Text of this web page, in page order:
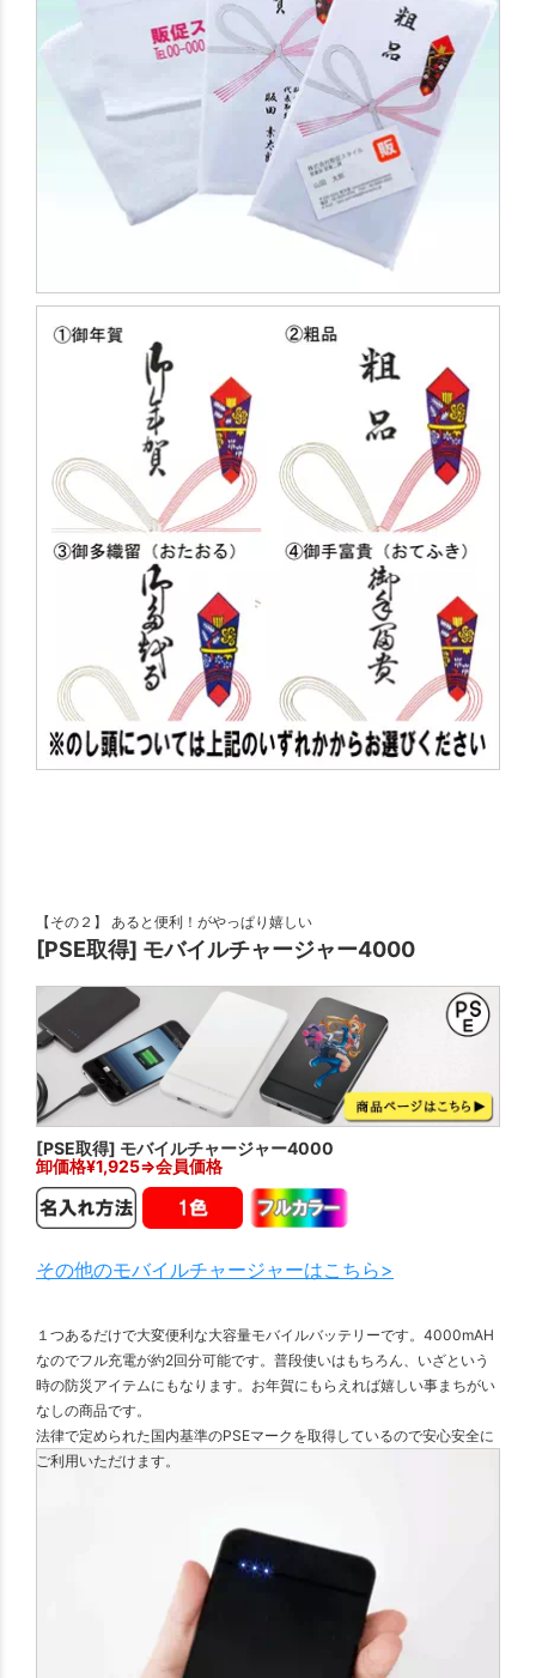
【その２】 あると便利！がやっぱり嬉しい
[PSE取得] モバイルチャージャー4000
[PSE取得] モバイルチャージャー4000
卸価格¥1,925⇒会員価格
その他のモバイルチャージャーはこちら>
１つあるだけで大変便利な大容量モバイルバッテリーです。4000mAH
なのでフル充電が約2回分可能です。普段使いはもちろん、いざという
時の防災アイテムにもなります。お年賀にもらえれば嬉しい事まちがい
なしの商品です。
法律で定められた国内基準のPSEマークを取得しているので安心安全に
ご利用いただけます。